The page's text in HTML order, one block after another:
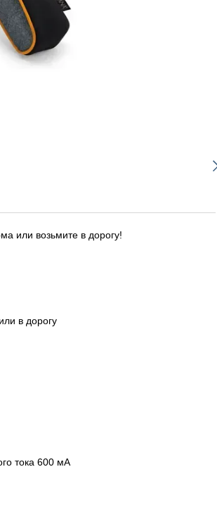
или возьмите в дорогу!
в дорогу
тока 600 мА